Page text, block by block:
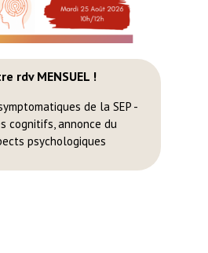
rdv MENSUEL !
de la SEP -
cognitifs, annonce du
psychologiques